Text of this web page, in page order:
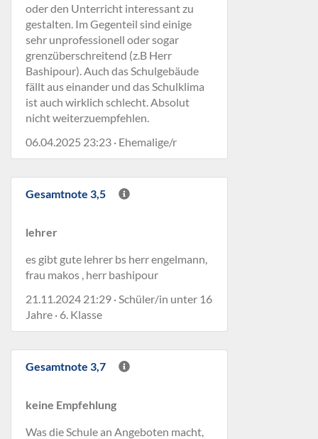
oder den Unterricht interessant zu
gestalten. Im Gegenteil sind einige
sehr unprofessionell oder sogar
grenzüberschreitend (z.B Herr
Bashipour). Auch das Schulgebäude
fällt aus einander und das Schulklima
ist auch wirklich schlecht. Absolut
nicht weiterzuempfehlen.
06.04.2025 23:23 · Ehemalige/r
Gesamtnote 3,5
lehrer
es gibt gute lehrer bs herr engelmann,
frau makos , herr bashipour
21.11.2024 21:29 · Schüler/in unter 16
Jahre · 6. Klasse
Gesamtnote 3,7
keine Empfehlung
Was die Schule an Angeboten macht,